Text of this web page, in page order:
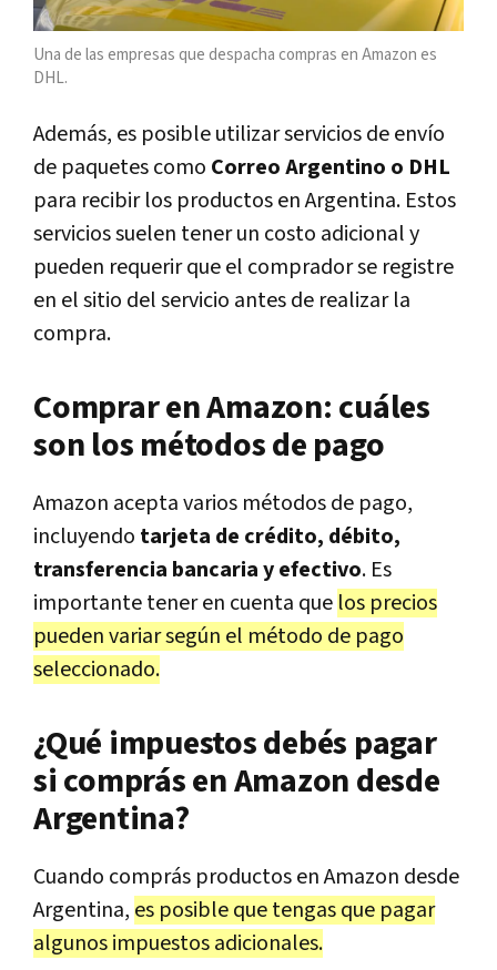
Una de las empresas que despacha compras en Amazon es
DHL.
Además, es posible utilizar servicios de envío
de paquetes como Correo Argentino o DHL
para recibir los productos en Argentina. Estos
servicios suelen tener un costo adicional y
pueden requerir que el comprador se registre
en el sitio del servicio antes de realizar la
compra.
Comprar en Amazon: cuáles
son los métodos de pago
Amazon acepta varios métodos de pago,
incluyendo tarjeta de crédito, débito,
transferencia bancaria y efectivo. Es
importante tener en cuenta que los precios
pueden variar según el método de pago
seleccionado.
¿Qué impuestos debés pagar
si comprás en Amazon desde
Argentina?
Cuando comprás productos en Amazon desde
Argentina, es posible que tengas que pagar
algunos impuestos adicionales.